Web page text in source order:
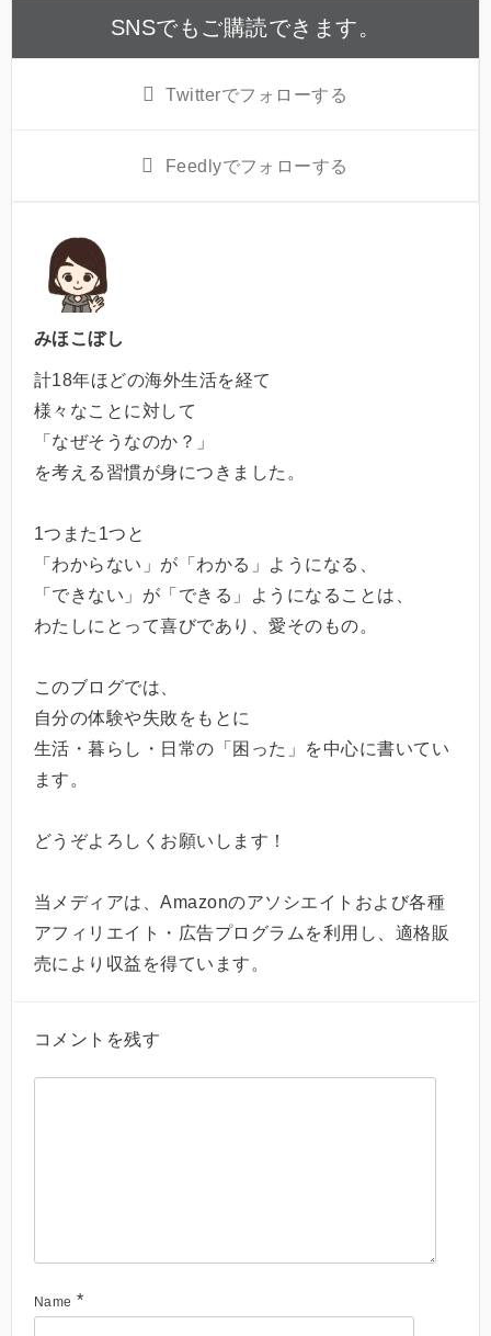
SNSでもご購読できます。
Twitterでフォローする
Feedlyでフォローする
みほこぼし
計18年ほどの海外生活を経て
様々なことに対して
「なぜそうなのか？」
を考える習慣が身につきました。
1つまた1つと
「わからない」が「わかる」ようになる、
「できない」が「できる」ようになることは、
わたしにとって喜びであり、愛そのもの。
このブログでは、
自分の体験や失敗をもとに
生活・暮らし・日常の「困った」を中心に書いてい
ます。
どうぞよろしくお願いします！
当メディアは、Amazonのアソシエイトおよび各種
アフィリエイト・広告プログラムを利用し、適格販
売により収益を得ています。
コメントを残す
Name *